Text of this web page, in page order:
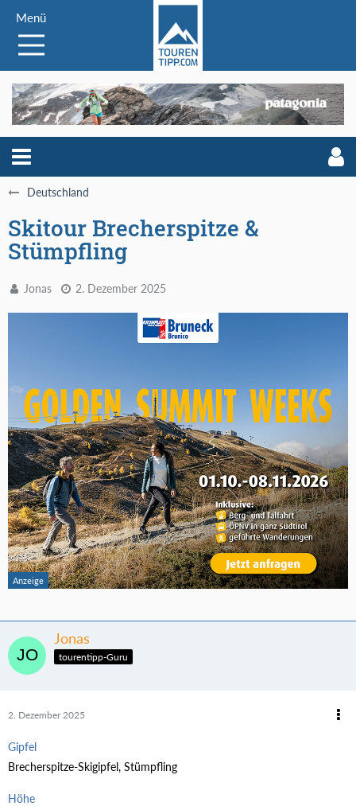
Menü
Deutschland
Skitour Brecherspitze &
Stümpfling
Jonas 2. Dezember 2025
Jonas
tourentipp-Guru
2. Dezember 2025
Gipfel
Brecherspitze-Skigipfel, Stümpfling
Höhe